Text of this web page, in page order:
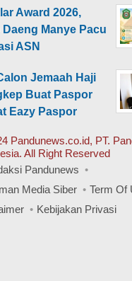
Award 2026,
Daeng Manye Pacu
ASN
Jemaah Haji
Buat Paspor
Eazy Paspor
Pandunews.co.id, PT.
All Right Reserved
Pandunews
Media Siber
Term Of
Kebijakan Privasi